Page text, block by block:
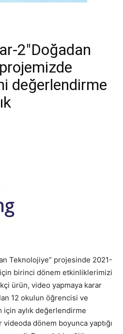
2″Doğadan
değerlendirme
Teknolojiye” projesinde 2021-
için birinci dönem etkinliklerimizi
ürün, video yapmaya karar
12 okulun öğrencisi ve
aylık değerlendirme
videoda dönem boyunca yaptığı